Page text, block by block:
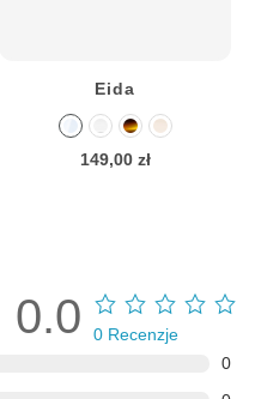
Eida
149,00 zł
0
0.0 0 Recenzje